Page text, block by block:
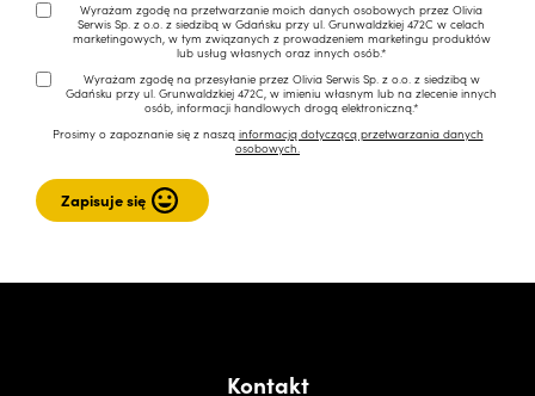
Wyrażam zgodę na przetwarzanie moich danych osobowych przez Olivia
Serwis Sp. z o.o. z siedzibą w Gdańsku przy ul. Grunwaldzkiej 472C w celach
marketingowych, w tym związanych z prowadzeniem marketingu produktów
lub usług własnych oraz innych osób.*
Wyrażam zgodę na przesyłanie przez Olivia Serwis Sp. z o.o. z siedzibą w
Gdańsku przy ul. Grunwaldzkiej 472C, w imieniu własnym lub na zlecenie innych
osób, informacji handlowych drogą elektroniczną.*
Prosimy o zapoznanie się z naszą informacją dotyczącą przetwarzania danych
osobowych.
Kontakt